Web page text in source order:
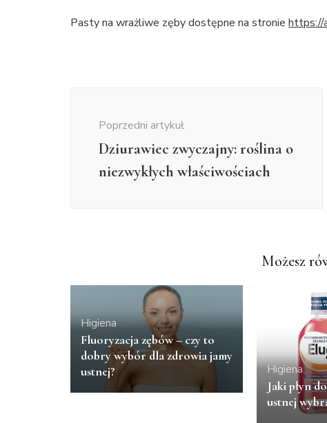
Pasty na wrażliwe zęby dostępne na stronie https://
Poprzedni artykuł
Dziurawiec zwyczajny: roślina o
niezwykłych właściwościach
Możesz
Higiena
Fluoryzacja zębów – czy to
dobry wybór dla zdrowia jamy
ustnej?
Higiena
Jaki płyn
ustnej